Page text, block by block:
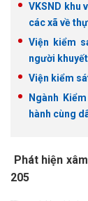
VKSND khu
các xã về
Viện kiểm
người
Viện kiểm
Ngành
hành cùng
Phát hiện
205